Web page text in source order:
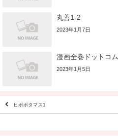
丸善1-2
2023年1月7日
漫画全巻ドットコム
2023年1月5日
ヒポポタマス1